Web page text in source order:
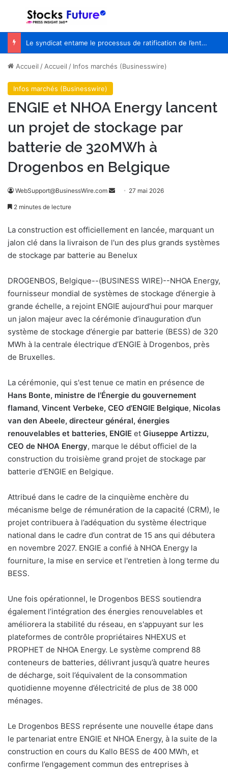
Menu
Le syndicat entame le processus de ratification de l’entente de principe avec WestJet
Accueil /Accueil / Infos marchés (Businesswire)
Infos marchés (Businesswire)
ENGIE et NHOA Energy lancent
un projet de stockage par
batterie de 320MWh à
Drogenbos en Belgique
WebSupport@BusinessWire.com
o
y
e
u
r
l
27 mai 2026
2 minutes de lecture
La construction est officiellement en lancée, marquant un
jalon clé dans la livraison de l'un des plus grands systèmes
de stockage par batterie au Benelux
DROGENBOS, Belgique--(BUSINESS WIRE)--NHOA Energy,
fournisseur mondial de systèmes de stockage d’énergie à
grande échelle, a rejoint ENGIE aujourd’hui pour marquer
un jalon majeur avec la cérémonie d’inauguration d’un
système de stockage d’énergie par batterie (BESS) de 320
MWh à la centrale électrique d’ENGIE à Drogenbos, près
de Bruxelles.
La cérémonie, qui s'est tenue ce matin en présence de
Hans Bonte, ministre de l'Énergie du gouvernement
flamand, Vincent Verbeke, CEO d'ENGIE Belgique, Nicolas
van den Abeele, directeur général, énergies
renouvelables et batteries, ENGIE et Giuseppe Artizzu,
CEO de NHOA Energy, marque le début officiel de la
construction du troisième grand projet de stockage par
batterie d'ENGIE en Belgique.
Attribué dans le cadre de la cinquième enchère du
mécanisme belge de rémunération de la capacité (CRM), le
projet contribuera à l’adéquation du système électrique
national dans le cadre d’un contrat de 15 ans qui débutera
en novembre 2027. ENGIE a confié à NHOA Energy la
fourniture, la mise en service et l'entretien à long terme du
BESS.
Une fois opérationnel, le Drogenbos BESS soutiendra
également l’intégration des énergies renouvelables et
améliorera la stabilité du réseau, en s'appuyant sur les
plateformes de contrôle propriétaires NHEXUS et
PROPHET de NHOA Energy. Le système comprend 88
conteneurs de batteries, délivrant jusqu’à quatre heures
de décharge, soit l’équivalent de la consommation
quotidienne moyenne d’électricité de plus de 38 000
ménages.
Le Drogenbos BESS représente une nouvelle étape dans
le partenariat entre ENGIE et NHOA Energy, à la suite de la
construction en cours du Kallo BESS de 400 MWh, et
confirme l’engagement commun des entreprises à